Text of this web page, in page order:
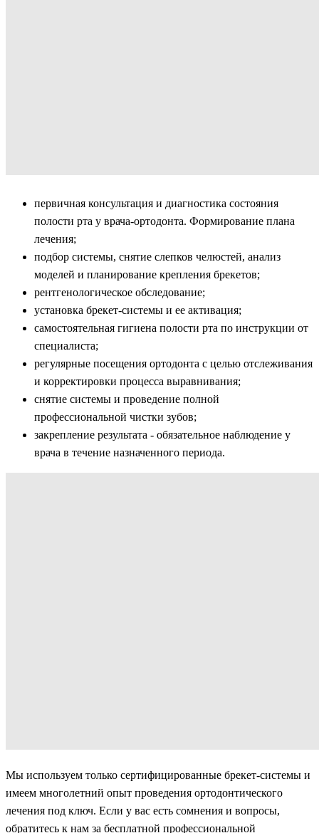
первичная консультация и диагностика состояния
полости рта у врача-ортодонта. Формирование плана
лечения;
подбор системы, снятие слепков челюстей, анализ
моделей и планирование крепления брекетов;
рентгенологическое обследование;
установка брекет-системы и ее активация;
самостоятельная гигиена полости рта по инструкции от
специалиста;
регулярные посещения ортодонта с целью отслеживания
и корректировки процесса выравнивания;
снятие системы и проведение полной
профессиональной чистки зубов;
закрепление результата - обязательное наблюдение у
врача в течение назначенного периода.
Мы используем только сертифицированные брекет-системы и
имеем многолетний опыт проведения ортодонтического
лечения под ключ. Если у вас есть сомнения и вопросы,
обратитесь к нам за бесплатной профессиональной